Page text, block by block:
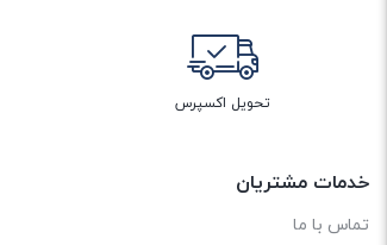
تحویل اکسپرس
خدمات مشتریان
تماس با ما